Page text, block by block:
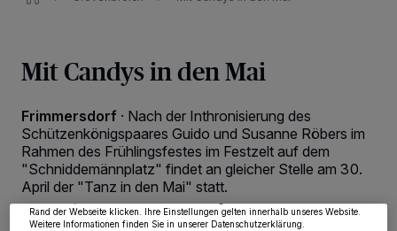
Mit Candys in den Mai
Frimmersdorf · Nach der Inthronisierung des
Schützenkönigspaares Guido und Susanne Röbers im
Rahmen des Frühlingsfestes im Festzelt auf dem
"Schniddemännplatz" findet an gleicher Stelle am 30.
April der "Tanz in den Mai" statt.
Wir und unsere218-Partner speichern und greifen auf personenbezogene Daten
wie Browserdaten oder eindeutige Kennungen auf Ihrem Gerät zu. Durch Auswahl
von OK aktivieren Sie Tracking-Technologien für die unter „Wir und unsere
Partner verarbeiten Daten, um Ihnen Dienste bereitzustellen“ aufgeführten
Zwecke. Wenn Tracker deaktiviert sind, sind manche Inhalte und Anzeigen
möglicherweise nicht mehr so relevant für Sie. Sie können dieses Menü jederzeit
wieder aufrufen, um Ihre Einstellungen zu ändern oder Ihre Einwilligung zu
Rand der Webseite klicken. Ihre Einstellungen gelten innerhalb unseres Website.
Weitere Informationen finden Sie in unserer Datenschutzerklärung.